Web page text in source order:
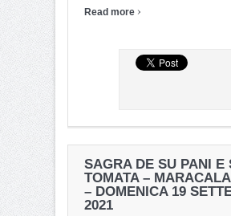
Read more ›
SAGRA DE SU PANI E
TOMATA –
– DOMENICA 19
2021